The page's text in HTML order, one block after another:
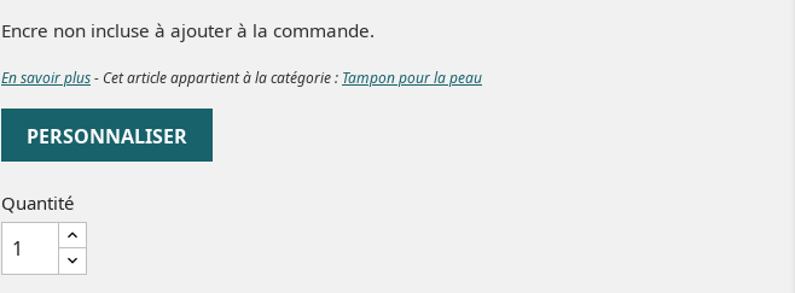
Encre non incluse à ajouter à la commande.
En savoir plus- Cet article appartient à la catégorie : Tampon pour la peau
PERSONNALISER
Quantité